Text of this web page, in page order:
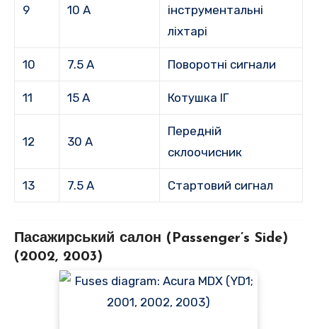
9 10 А
інструментальні
ліхтарі
10 7.5 А Поворотні сигнали
11 15 А Котушка ІГ
12 30 А
Передній
склоочисник
13 7.5 А Стартовий сигнал
Пасажирський салон (Passenger’s Side)
(2002, 2003)